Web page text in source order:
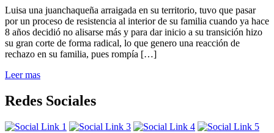
Luisa una juanchaqueña arraigada en su territorio, tuvo que pasar
por un proceso de resistencia al interior de su familia cuando ya hace
8 años decidió no alisarse más y para dar inicio a su transición hizo
su gran corte de forma radical, lo que genero una reacción de
rechazo en su familia, pues rompía […]
Leer mas
Redes Sociales